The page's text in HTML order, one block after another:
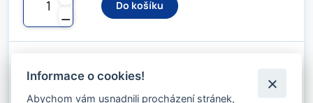
⚊
Do košíku
VÁZACÍ OCELOVÉ LANO ČTYŘHÁK PR.
14MM X 4M DLE EN
Informace o cookies!
Abychom vám usnadnili procházení stránek,